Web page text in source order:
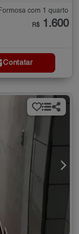
com 1 quarto
R$ 1.600
Contatar